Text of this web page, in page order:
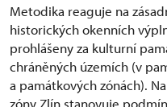
Metodika reaguje na
historických okenních
prohlášeny za kulturní
chráněných územích (v
a památkových zónách).
zóny Zlín stanovuje